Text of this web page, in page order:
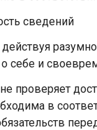
сведений
действуя
себе и
проверяет
в